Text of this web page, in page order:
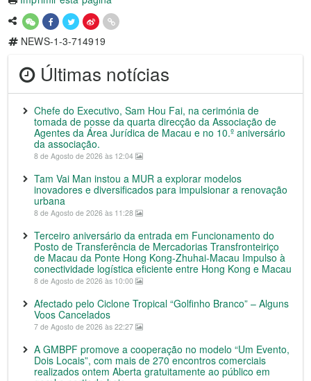
NEWS-1-3-714919
Últimas notícias
Chefe do Executivo, Sam Hou Fai, na cerimónia de
tomada de posse da quarta direcção da Associação de
Agentes da Área Jurídica de Macau e no 10.º aniversário
da associação.
8 de Agosto de 2026 às 12:04
Tam Vai Man instou a MUR a explorar modelos
inovadores e diversificados para impulsionar a renovação
urbana
8 de Agosto de 2026 às 11:28
Terceiro aniversário da entrada em Funcionamento do
Posto de Transferência de Mercadorias Transfronteiriço
de Macau da Ponte Hong Kong-Zhuhai-Macau Impulso à
conectividade logística eficiente entre Hong Kong e Macau
8 de Agosto de 2026 às 10:00
Afectado pelo Ciclone Tropical “Golfinho Branco” – Alguns
Voos Cancelados
7 de Agosto de 2026 às 22:27
A GMBPF promove a cooperação no modelo “Um Evento,
Dois Locais”, com mais de 270 encontros comerciais
realizados ontem Aberta gratuitamente ao público em